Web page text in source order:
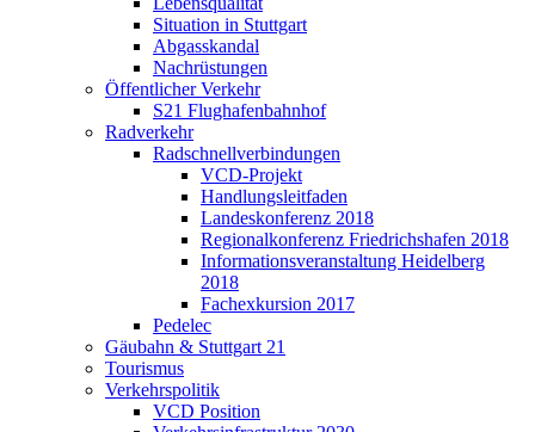
Situation in Stuttgart
Abgasskandal
Nachrüstungen
Öffentlicher Verkehr
S21 Flughafenbahnhof
Radverkehr
Radschnellverbindungen
VCD-Projekt
Handlungsleitfaden
Landeskonferenz 2018
Regionalkonferenz Friedrichshafen 2018
Informationsveranstaltung Heidelberg
2018
Fachexkursion 2017
Pedelec
Gäubahn & Stuttgart 21
Tourismus
Verkehrspolitik
VCD Position